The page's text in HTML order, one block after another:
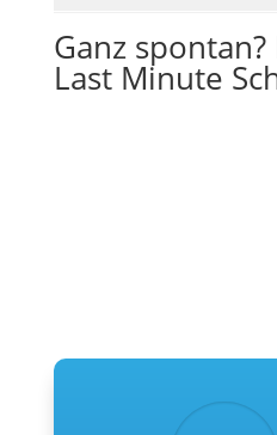
Ganz
Last Minute